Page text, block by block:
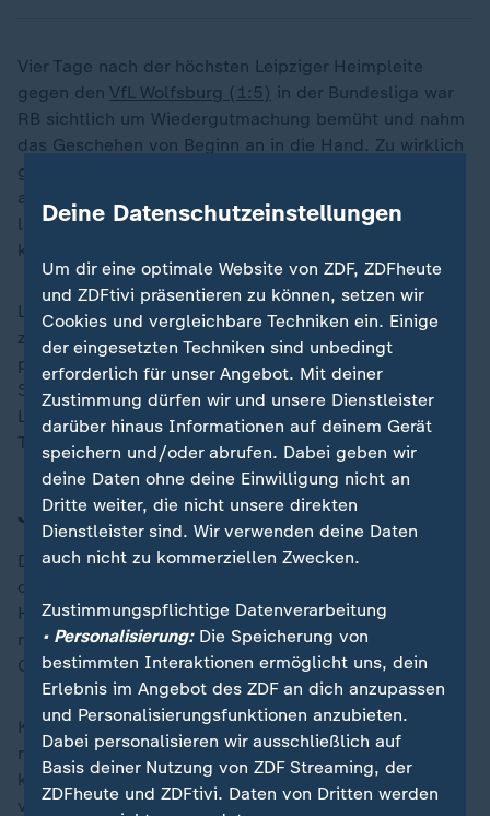
Vier Tage nach der höchsten Leipziger Heimpleite
gegen den VfL Wolfsburg (1:5) in der Bundesliga war
RB sichtlich um Wiedergutmachung bemüht und nahm
das Geschehen von Beginn an in die Hand. Zu wirklich
gefährlichen Torchancen kamen die Sachsen zunächst
aber kaum, ein Freistoß von Benjamin Henrichs (3.)
landete in der Mauer, Sesko setzte seinen Versuch
knapp links am Tor vorbei (11.).
Leipzig lief weiter an, von Frankfurt war offensiv wenig
zu sehen. RB-Kapitän Willi Orban (17.) versuchte es
per Kopf, doch Eintracht-Keeper Kevin Trapp war zur
Stelle. Wenig später traf Openda zur vermeintlichen
Leipziger Führung, doch der VAR meldete sich. Der
Treffer zählte aufgrund einer Abseitsposition nicht.
Jubeltraube mit Trainer Rose
Die Gastgeber ließen nicht nach - und Sesko belohnte
die Offensivbemühungen. Gleich nach der
Halbzeitpause legte Leipzig nach. Antonio Nusa, der
mit Tempo in den Strafraum eindrang, legte auf
Openda ab und der Belgier erhöhte für die Gastgeber.
Kurz darauf schlug der Stürmer erneut zu und rannte
nach seinem zweiten Treffer auf Trainer Rose zu, der
kurz darauf in einer Jubeltraube seiner Spieler
verschwand.
Deine Datenschutzeinstellungen
Um dir eine optimale Website von ZDF, ZDFheute
und ZDFtivi präsentieren zu können, setzen wir
Cookies und vergleichbare Techniken ein. Einige
der eingesetzten Techniken sind unbedingt
erforderlich für unser Angebot. Mit deiner
Zustimmung dürfen wir und unsere Dienstleister
darüber hinaus Informationen auf deinem Gerät
speichern und/oder abrufen. Dabei geben wir
deine Daten ohne deine Einwilligung nicht an
Dritte weiter, die nicht unsere direkten
Dienstleister sind. Wir verwenden deine Daten
auch nicht zu kommerziellen Zwecken.
Zustimmungspflichtige Datenverarbeitung
• Personalisierung:Die Speicherung von
bestimmten Interaktionen ermöglicht uns, dein
Erlebnis im Angebot des ZDF an dich anzupassen
und Personalisierungsfunktionen anzubieten.
Dabei personalisieren wir ausschließlich auf
Basis deiner Nutzung von ZDF Streaming, der
ZDFheute und ZDFtivi. Daten von Dritten werden